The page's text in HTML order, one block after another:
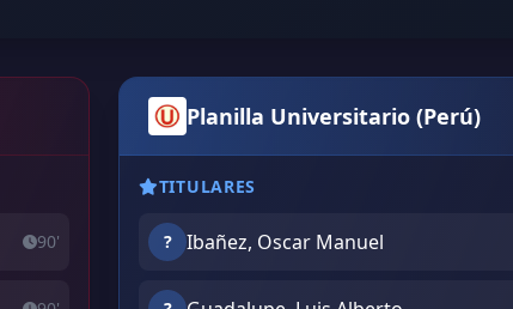
90'
Planilla Universitario (Perú)
TITULARES
? Ibañez, Oscar Manuel